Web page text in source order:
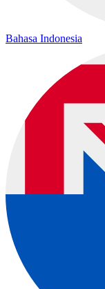
Bahasa Indonesia